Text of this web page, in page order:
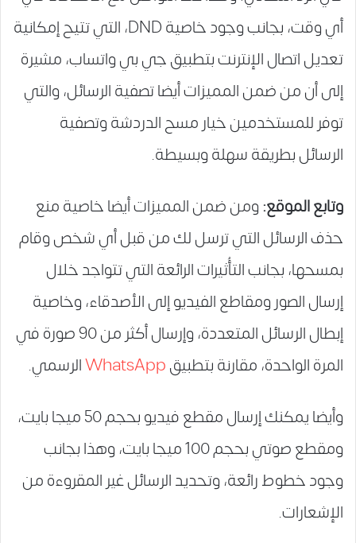
أي وقت، بجانب وجود خاصية DND، التي تتيح إمكانية
تعديل اتصال الإنترنت بتطبيق جي بي واتساب، مشيرة
إلى أن من ضمن المميزات أيضا تصفية الرسائل، والتي
توفر للمستخدمين خيار مسح الدردشة وتصفية
الرسائل بطريقة سهلة وبسيطة.
وتابع الموقع:ومن ضمن المميزات أيضا خاصية منع
حذف الرسائل التي ترسل لك من قبل أي شخص وقام
بمسحها، بجانب التأُثيرات الرائعة التي تتواجد خلال
إرسال الصور ومقاطع الفيديو إلى الأصدقاء، وخاصية
إبطال الرسائل المتعددة، وإرسال أكثر من 90 صورة في
المرة الواحدة، مقارنة بتطبيقWhatsAppالرسمي.
وأيضا يمكنك إرسال مقطع فيديو بحجم 50 ميجا بايت،
ومقطع صوتي بحجم 100 ميجا بايت، وهذا بجانب
وجود خطوط رائعة، وتحديد الرسائل غير المقروءة من
الإشعارات.